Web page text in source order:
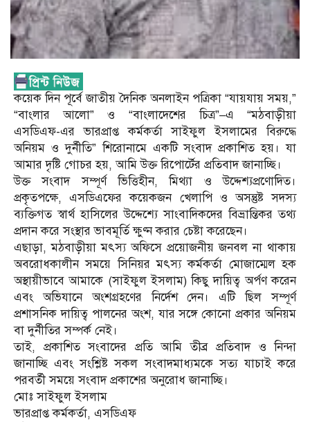
কয়েক দিন পূর্বে জাতীয় দৈনিক অনলাইন পত্রিকা “যায়যায় সময়,”
“বাংলার আলো” ও “বাংলাদেশের চিত্র”–এ “মঠবাড়ীয়া
এসডিএফ-এর ভারপ্রাপ্ত কর্মকর্তা সাইফুল ইসলামের বিরুদ্ধে
অনিয়ম ও দুর্নীতি” শিরোনামে একটি সংবাদ প্রকাশিত হয়। যা
আমার দৃষ্টি গোচর হয়, আমি উক্ত রিপোর্টের প্রতিবাদ জানাচ্ছি।
উক্ত সংবাদ সম্পূর্ণ ভিত্তিহীন, মিথ্যা ও উদ্দেশ্যপ্রণোদিত।
প্রকৃতপক্ষে, এসডিএফের কয়েকজন খেলাপি ও অসন্তুষ্ট সদস্য
ব্যক্তিগত স্বার্থ হাসিলের উদ্দেশ্যে সাংবাদিকদের বিভ্রান্তিকর তথ্য
প্রদান করে সংস্থার ভাবমূর্তি ক্ষুণ্ন করার চেষ্টা করেছেন।
এছাড়া, মঠবাড়ীয়া মৎস্য অফিসে প্রয়োজনীয় জনবল না থাকায়
অবরোধকালীন সময়ে সিনিয়র মৎস্য কর্মকর্তা মোজাম্মেল হক
অস্থায়ীভাবে আমাকে (সাইফুল ইসলাম) কিছু দায়িত্ব অর্পণ করেন
এবং অভিযানে অংশগ্রহণের নির্দেশ দেন। এটি ছিল সম্পূর্ণ
প্রশাসনিক দায়িত্ব পালনের অংশ, যার সঙ্গে কোনো প্রকার অনিয়ম
বা দুর্নীতির সম্পর্ক নেই।
তাই, প্রকাশিত সংবাদের প্রতি আমি তীব্র প্রতিবাদ ও নিন্দা
জানাচ্ছি এবং সংশ্লিষ্ট সকল সংবাদমাধ্যমকে সত্য যাচাই করে
পরবর্তী সময়ে সংবাদ প্রকাশের অনুরোধ জানাচ্ছি।
মোঃ সাইফুল ইসলাম
ভারপ্রাপ্ত কর্মকর্তা, এসডিএফ